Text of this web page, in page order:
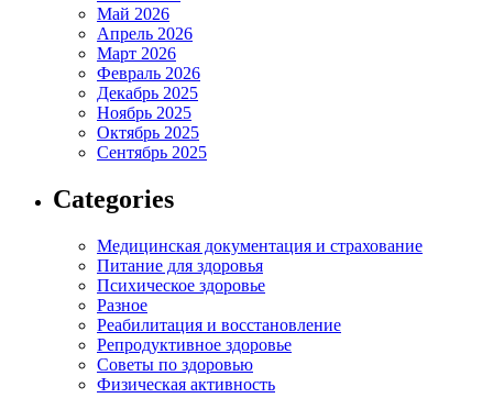
Май 2026
Апрель 2026
Март 2026
Февраль 2026
Декабрь 2025
Ноябрь 2025
Октябрь 2025
Сентябрь 2025
Categories
Медицинская документация и страхование
Питание для здоровья
Психическое здоровье
Разное
Реабилитация и восстановление
Репродуктивное здоровье
Советы по здоровью
Физическая активность